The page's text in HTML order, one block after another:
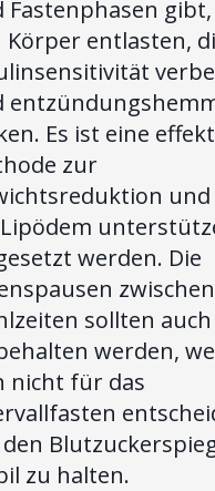
Fastenphasen
Körper entlasten,
Es ist eine
zur
und
werden. Die
sollten
werden,
nicht für das
zu halten.